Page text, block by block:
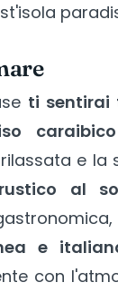
ti sentirai
caraibico
e la
al
e
con